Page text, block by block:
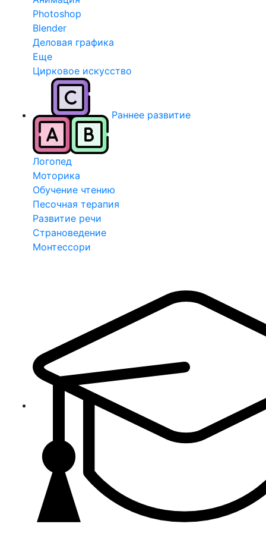
Photoshop
Blender
Деловая графика
Еще
Цирковое искусство
Раннее развитие
Логопед
Моторика
Обучение чтению
Песочная терапия
Развитие речи
Страноведение
Монтессори